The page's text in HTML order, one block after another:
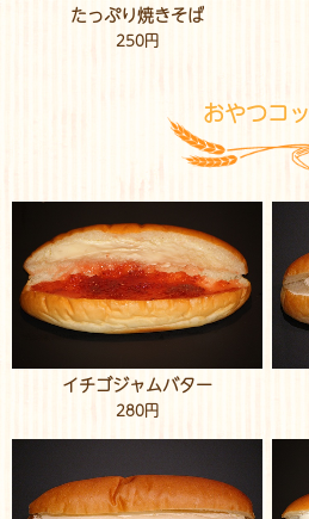
たっぷり焼きそば
250円
おやつコ
イチゴジャムバター
280円